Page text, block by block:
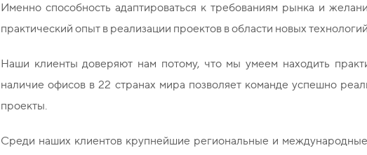
Именно способность адаптироваться к требованиям рынка и
практический опыт в реализации проектов в области новых
Наши клиенты доверяют нам потому, что мы умеем находить
наличие офисов в 22 странах мира позволяет команде успешно
проекты.
Среди наших клиентов крупнейшие региональные и